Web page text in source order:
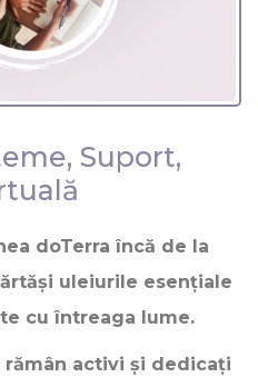
Suport,
doTerra încă de la
uleiurile esențiale
cu întreaga lume.
activi și dedicați